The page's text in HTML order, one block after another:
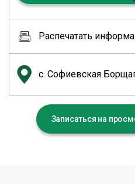
Распечатать
с. Софиевская
Записаться на